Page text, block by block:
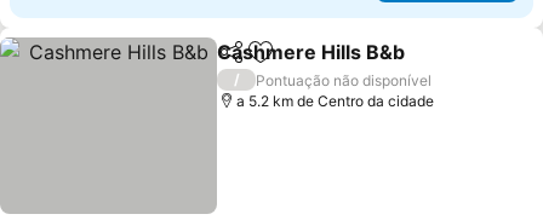
PartilharAdicionar aos favoritos
Cashmere Hills B&b
/
Pontuação não disponível
a 5.2 km de Centro da cidade